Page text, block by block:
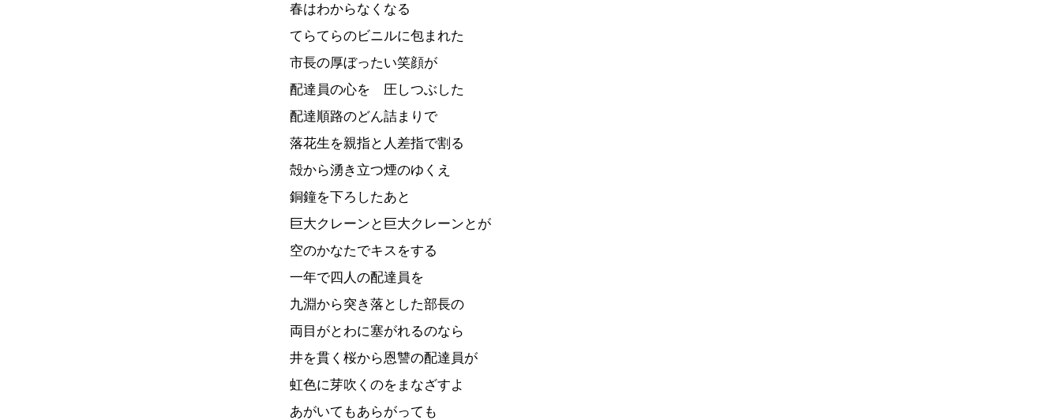
春はわからなくなる
てらてらのビニルに包まれた
市長の厚ぼったい笑顔が
配達員の心を 圧しつぶした
配達順路のどん詰まりで
落花生を親指と人差指で割る
殻から湧き立つ煙のゆくえ
銅鐘を下ろしたあと
巨大クレーンと巨大クレーンとが
空のかなたでキスをする
一年で四人の配達員を
九淵から突き落とした部長の
両目がとわに塞がれるのなら
井を貫く桜から恩讐の配達員が
虹色に芽吹くのをまなざすよ
あがいてもあらがっても